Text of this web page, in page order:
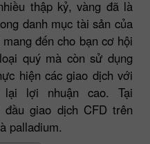
thập kỷ, vàng đã là
danh mục tài sản của
đến cho bạn cơ hội
quý mà còn sử dụng
hiện các giao dịch với
lợi nhuận cao. Tại
giao dịch CFD trên
palladium.